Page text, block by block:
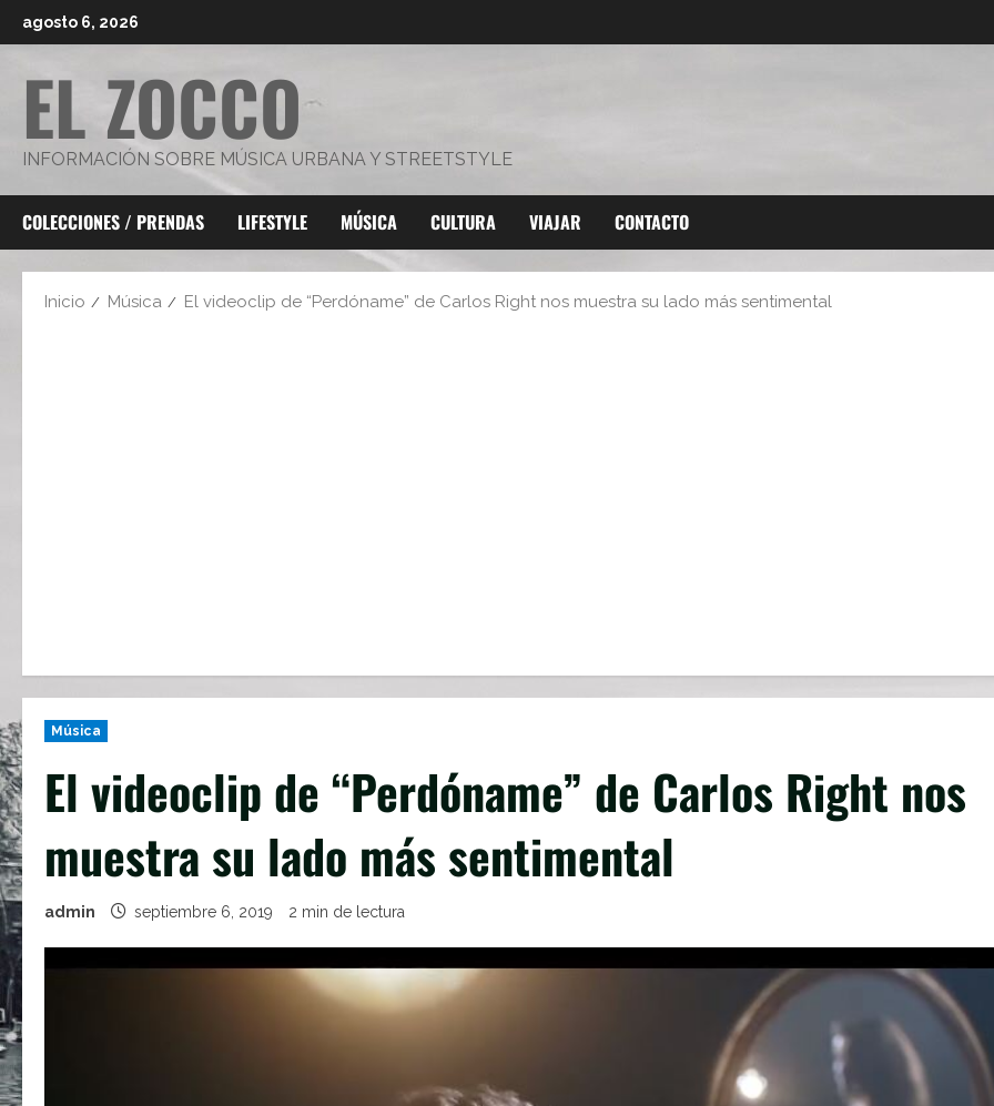
al
agosto 6, 2026
EL ZOCCO
INFORMACIÓN SOBRE MÚSICA URBANA Y STREETSTYLE
COLECCIONES / PRENDAS LIFESTYLE MÚSICA CULTURA VIAJAR CONTACTO
Inicio Música El videoclip de “Perdóname” de Carlos Right nos muestra su lado más sentimental
Música
El videoclip de “Perdóname” de Carlos Right nos
muestra su lado más sentimental
admin septiembre 6, 2019 2 min de lectura